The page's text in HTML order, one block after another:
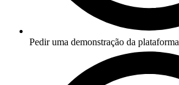
Pedir uma demonstração da plataforma